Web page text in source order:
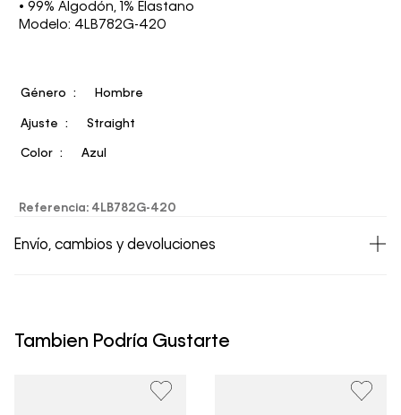
• 99% Algodón, 1% Elastano
Modelo: 4LB782G-420
Género Hombre
Ajuste Straight
Color Azul
Referencia: 4LB782G-420
Envío, cambios y devoluciones
un período de 30 días calendario tras la recepción.
clientes, no aceptamos devoluciones en ropa interior y
Tambien Podría Gustarte